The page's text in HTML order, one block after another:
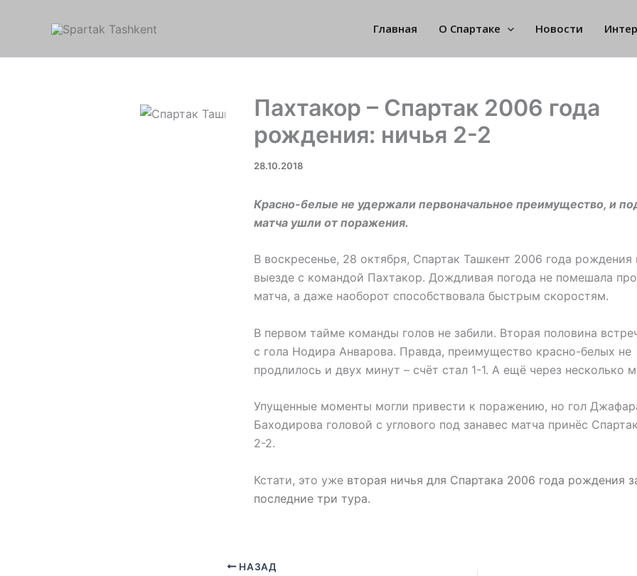
Главная О Спартаке Новости
Пахтакор – Спартак 2006 года
рождения: ничья 2-2
28.10.2018
Красно-белые не удержали первоначальное преимущество, и
матча ушли от поражения.
В воскресенье, 28 октября, Спартак Ташкент 2006 года рождения
выезде с командой Пахтакор. Дождливая погода не помешала
матча, а даже наоборот способствовала быстрым скоростям.
В первом тайме команды голов не забили. Вторая половина
с гола Нодира Анварова. Правда, преимущество красно-белых не
продлилось и двух минут – счёт стал 1-1. А ещё через несколько
Упущенные моменты могли привести к поражению, но гол
Баходирова головой с углового под занавес матча принёс
2-2.
Кстати, это уже вторая ничья для Спартака 2006 года рождения
последние три тура.
НАЗАД